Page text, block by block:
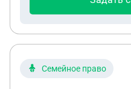
Семейное право